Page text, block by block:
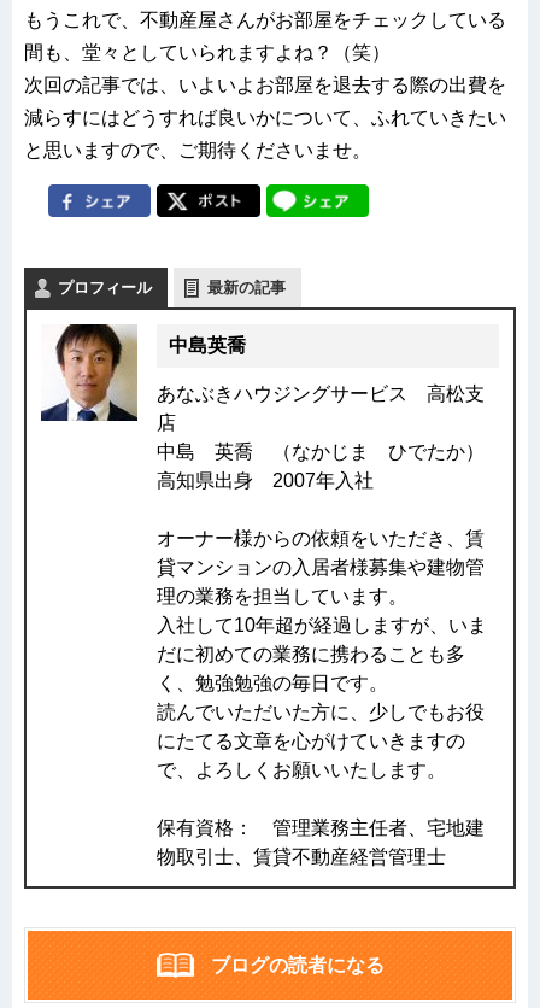
もうこれで、不動産屋さんがお部屋をチェックしている
間も、堂々としていられますよね？（笑）
次回の記事では、いよいよお部屋を退去する際の出費を
減らすにはどうすれば良いかについて、ふれていきたい
と思いますので、ご期待くださいませ。
プロフィール 最新の記事
中島英喬
あなぶきハウジングサービス 高松支
店
中島 英喬 （なかじま ひでたか）
高知県出身 2007年入社
オーナー様からの依頼をいただき、賃
貸マンションの入居者様募集や建物管
理の業務を担当しています。
入社して10年超が経過しますが、いま
だに初めての業務に携わることも多
く、勉強勉強の毎日です。
読んでいただいた方に、少しでもお役
にたてる文章を心がけていきますの
で、よろしくお願いいたします。
保有資格： 管理業務主任者、宅地建
物取引士、賃貸不動産経営管理士
ブログの読者になる